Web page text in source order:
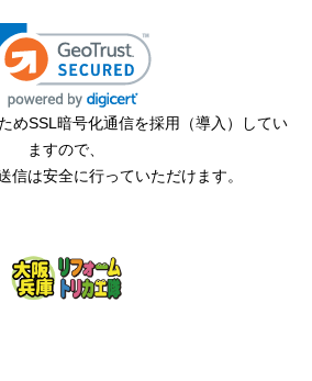
めSSL暗号化通信を採用（導入）してい
ますので、
信は安全に行っていただけます。